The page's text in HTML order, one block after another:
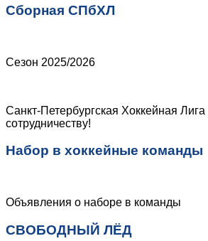
Сборная СПбХЛ
Сезон 2025/2026
Санкт-Петербургская Хоккейная
сотрудничеству!
Набор в хоккейные команды
Объявления о наборе в команды
СВОБОДНЫЙ ЛЁД